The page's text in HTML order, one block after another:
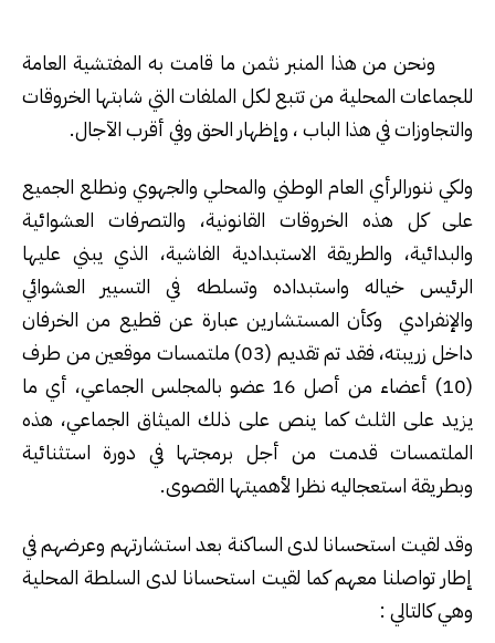
ونحن من هذا المنبر نثمن ما قامت به المفتشية العامة
للجماعات المحلية من تتبع لكل الملفات التي شابتها الخروقات
والتجاوزات في هذا الباب ، وإظهار الحق وفي أقرب الآجال.
ولكي ننورالرأي العام الوطني والمحلي والجهوي ونطلع الجميع
على كل هذه الخروقات القانونية، والتصرفات العشوائية
والبدائية، والطريقة الاستبدادية الفاشية، الذي يبني عليها
الرئيس خياله واستبداده وتسلطه في التسيير العشوائي
والإنفرادي وكأن المستشارين عبارة عن قطيع من الخرفان
داخل زريبته، فقد تم تقديم (03) ملتمسات موقعين من طرف
(10) أعضاء من أصل 16 عضو بالمجلس الجماعي، أي ما
يزيد على الثلث كما ينص على ذلك الميثاق الجماعي، هذه
الملتمسات قدمت من أجل برمجتها في دورة استثنائية
وبطريقة استعجاليه نظرا لأهميتها القصوى.
وقد لقيت استحسانا لدى الساكنة بعد استشارتهم وعرضهم في
إطار تواصلنا معهم كما لقيت استحسانا لدى السلطة المحلية
وهي كالتالي :